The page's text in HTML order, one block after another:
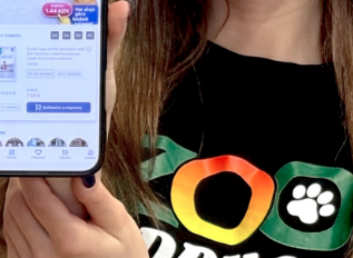
DARLING YAŞIL YEM, DANA ƏTI DADLI 75